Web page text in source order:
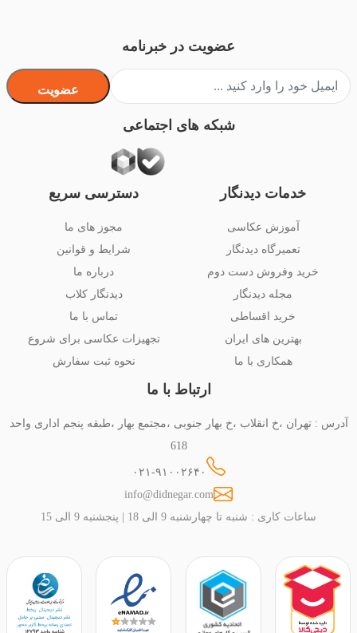
خدمات دیدنگار
آموزش عکاسی
تعمیرگاه دیدنگار
خرید وفروش دست دوم
مجله دیدنگار
خرید اقساطی
بهترین های ایران
همکاری با ما
دسترسی سریع
مجوز های ما
شرایط و قوانین
درباره ما
دیدنگار کلاب
تماس با ما
تجهیزات عکاسی برای شروع
نحوه ثبت سفارش
ارتباط با ما
آدرس : تهران ،خ انقلاب ،خ بهار جنوبی ،مجتمع بهار ،طبقه پنجم اداری واحد
618
۰۲۱-۹۱۰۰۲۶۴۰
info@didnegar.com
ساعات کاری : شنبه تا چهارشنبه 9 الی 18 | پنجشنبه 9 الی 15
عضویت در خبرنامه
عضویت
شبکه های اجتماعی